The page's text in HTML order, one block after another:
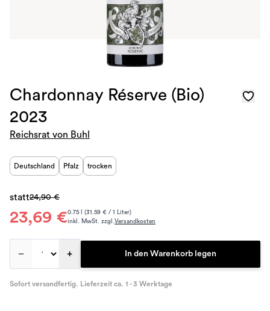
Chardonnay Réserve (Bio)
2023
Reichsrat von Buhl
Deutschland Pfalz trocken
23,69 €
statt24,90 €
0.75 l (31.59 € / 1 Liter)
inkl. MwSt. zzgl.Versandkosten
– + In den Warenkorb legen
Sofort versandfertig. Lieferzeit ca. 1 - 3 Werktage